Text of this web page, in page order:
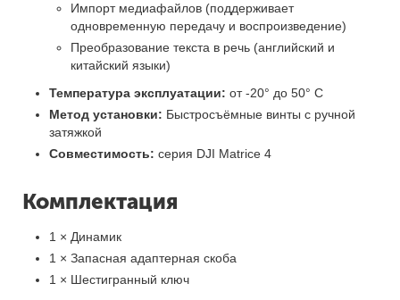
Импорт медиафайлов (поддерживает
одновременную передачу и воспроизведение)
Преобразование текста в речь (английский и
китайский языки)
Температура эксплуатации: от -20° до 50° C
Метод установки: Быстросъёмные винты с ручной
затяжкой
Совместимость: серия DJI Matrice 4
Комплектация
1 × Динамик
1 × Запасная адаптерная скоба
1 × Шестигранный ключ